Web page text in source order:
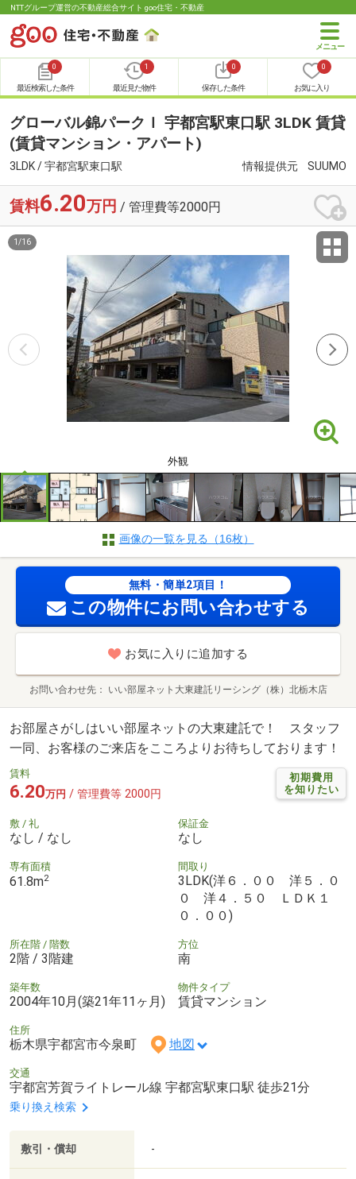
NTTグループ運営の不動産総合サイト goo住宅・不動産
0
最近検索した条件
1
最近見た物件
0
保存した条件
0
お気に入り
グローバル錦パークＩ 宇都宮駅東口駅 3LDK 賃貸
(賃貸マンション・アパート)
3LDK / 宇都宮駅東口駅 情報提供元 SUUMO
賃料6.20万円 / 管理費等2000円
外観
1 /16
画像の一覧を見る（16枚）
無料・簡単2項目！
この物件にお問い合わせする
お気に入りに追加する
お問い合わせ先 いい部屋ネット大東建託リーシング（株）北栃木店
お部屋さがしはいい部屋ネットの大東建託で！ スタッフ
一同、お客様のご来店をこころよりお待ちしております！
初期費用
を知りたい
賃料
6.20万円 / 管理費等 2000円
敷 / 礼
なし / なし
保証金
なし
専有面積
61.8m2
間取り
3LDK(洋６．００ 洋５．０
０ 洋４．５０ ＬＤＫ１
０．００)
所在階 / 階数
2階 / 3階建
方位
南
築年数
2004年10月(築21年11ヶ月)
物件タイプ
賃貸マンション
住所
栃木県宇都宮市今泉町 地図
交通
宇都宮芳賀ライトレール線 宇都宮駅東口駅 徒歩21分
乗り換え検索
敷引・償却 -